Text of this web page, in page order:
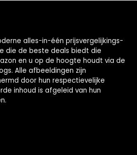
alles-in-één prijsvergelijkings-
die de beste deals biedt die
en u op de hoogte houdt via de
Alle afbeeldingen zijn
door hun respectievelijke
inhoud is afgeleid van hun